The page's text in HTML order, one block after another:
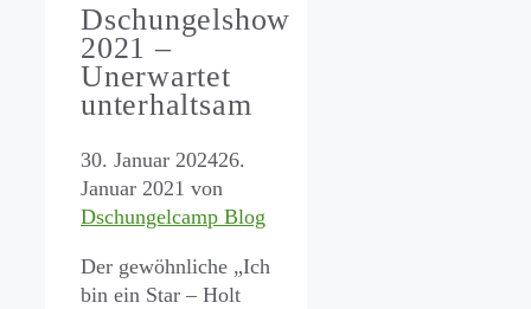
Dschungelshow
2021 –
Unerwartet
unterhaltsam
30. Januar 202426.
Januar 2021 von
Dschungelcamp Blog
Der gewöhnliche „Ich
bin ein Star – Holt